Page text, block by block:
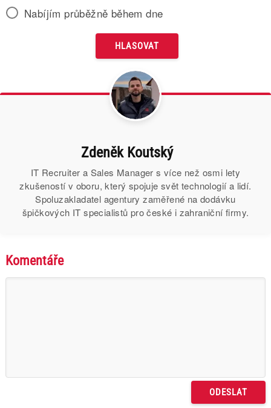
Nabíjím průběžně během dne
Zdeněk Koutský
IT Recruiter a Sales Manager s více než osmi lety
zkušeností v oboru, který spojuje svět technologií a lidí.
Spoluzakladatel agentury zaměřené na dodávku
špičkových IT specialistů pro české i zahraniční firmy.
Komentáře